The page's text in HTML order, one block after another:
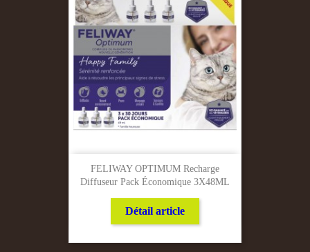
FELIWAY OPTIMUM Recharge
Diffuseur Pack Économique 3X48ML
Détail article